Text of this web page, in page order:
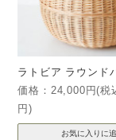
ラトビア ラウンド
価格：24,000円(税
円)